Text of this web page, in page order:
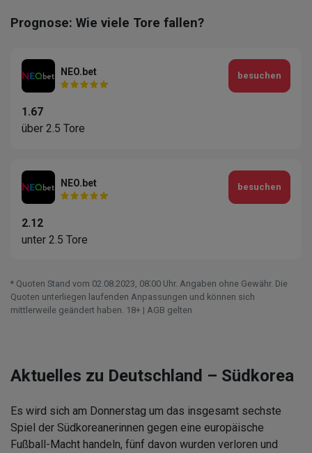
Prognose: Wie viele Tore fallen?
NEO.bet
1.67
über 2.5 Tore
besuchen
NEO.bet
2.12
unter 2.5 Tore
besuchen
* Quoten Stand vom 02.08.2023‚ 08⁚00 Uhr. Angaben ohne Gewähr. Die
Quoten unterliegen laufenden Anpassungen und können sich
mittlerweile geändert haben. 18+ | AGB gelten
Aktuelles zu Deutschland – Südkorea
Es wird sich am Donnerstag um das insgesamt sechste
Spiel der Südkoreanerinnen gegen eine europäische
Fußball-Macht handeln, fünf davon wurden verloren und